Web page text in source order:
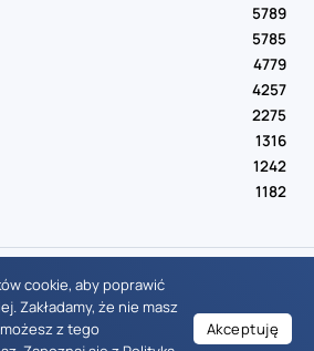
5789
5785
4779
4257
2275
1316
1242
1182
– All Right Reserved 2016-2026
cookie, aby poprawić
Zakładamy, że nie masz
z tego
Akceptuję